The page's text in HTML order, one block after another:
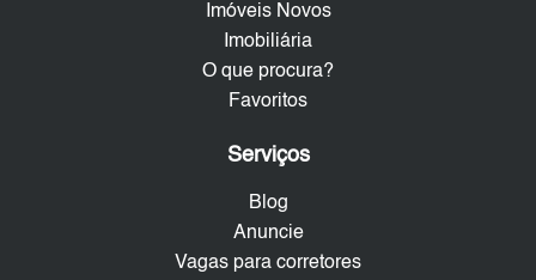
Imóveis Novos
Imobiliária
O que procura?
Favoritos
Serviços
Blog
Anuncie
Vagas para corretores